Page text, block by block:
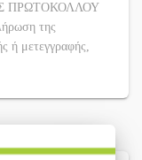
ΠΡΩΤΟΚΟΛΛΟΥ
της
ή μετεγγραφής,